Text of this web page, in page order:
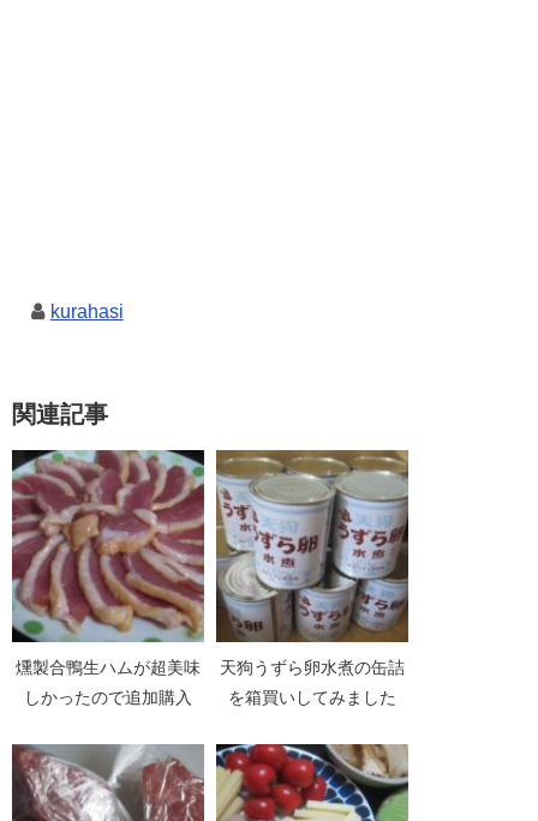
kurahasi
関連記事
燻製合鴨生ハムが超美味
しかったので追加購入
天狗うずら卵水煮の缶詰
を箱買いしてみました